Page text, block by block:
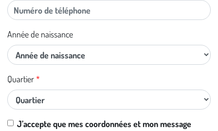
Année de naissance
Quartier
Si vous
J’accepte que mes coordonnées et mon message